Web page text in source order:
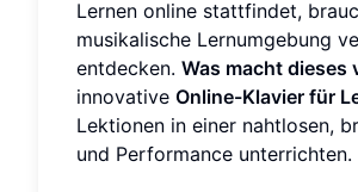
Lernen online stattfindet,
musikalische Lernumgebung
entdecken. Was macht dieses
innovative Online-Klavier für
Lektionen in einer nahtlosen,
und Performance unterrichten.